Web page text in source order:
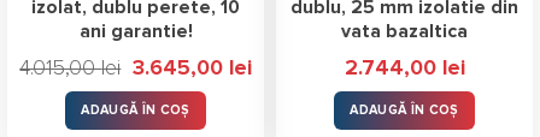
izolat, dublu perete, 10
ani garantie!
4.015,00lei
Prețul
inițial
a
fost:
4.015,00 lei.
3.645,00 leiPrețul
curent
ADAUGĂ ÎN COȘ
dublu, 25 mm izolatie din
vata bazaltica
2.744,00 lei
ADAUGĂ ÎN COȘ